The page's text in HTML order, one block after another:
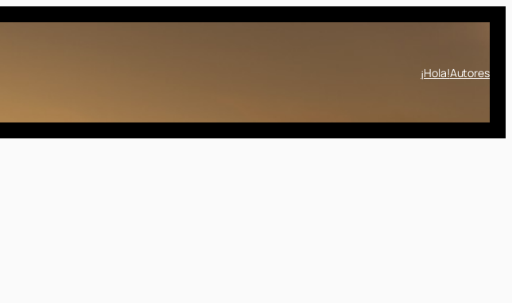
¡Hola!Autores